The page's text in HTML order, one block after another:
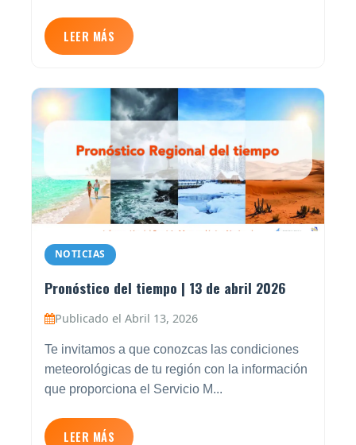
LEER MÁS
NOTICIAS
Pronóstico del tiempo | 13 de abril 2026
Publicado el Abril 13, 2026
Te invitamos a que conozcas las condiciones
meteorológicas de tu región con la información
que proporciona el Servicio M...
LEER MÁS